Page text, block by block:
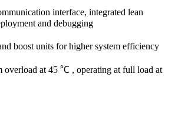
interface, integrated lean
and debugging
boost units for higher system efficiency
overload at 45 ℃ , operating at full load at